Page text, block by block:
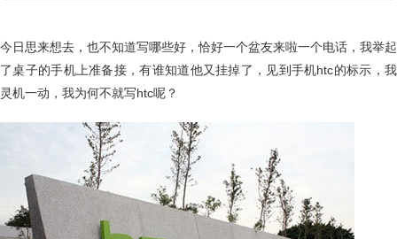
今日思来想去，也不知道写哪些好，恰好一个盆友来啦一个电话，我举起
了桌子的手机上准备接，有谁知道他又挂掉了，见到手机htc的标示，我
灵机一动，我为何不就写htc呢？